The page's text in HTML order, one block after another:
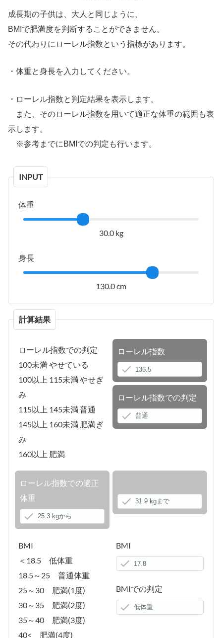
成長期の子供は、大人と同じように、
BMIで肥満度を判断することができません。
その代わりにローレル指数という指標があります。
・体重と身長を入力してください。
・ローレル指数と判定結果を表示します。
また、そのローレル指数を用いて適正な体重の範囲も表
示します。
※参考までにBMIでの判定も行います。
INPUT
体重
30.0 kg
身長
130.0 cm
計算結果
ローレル指数での判定
100未満 やせている
100以上 115未満 やせぎ
み
115以上 145未満 普通
145以上 160未満 肥満ぎ
み
160以上 肥満
ローレル指数
ローレル指数での判定
ローレル指数での適正
体重
BMI
＜18.5 低体重
18.5～25 普通体重
25～30 肥満(1度)
30～35 肥満(2度)
35～40 肥満(3度)
40< 肥満(4度)
BMI
BMIでの判定